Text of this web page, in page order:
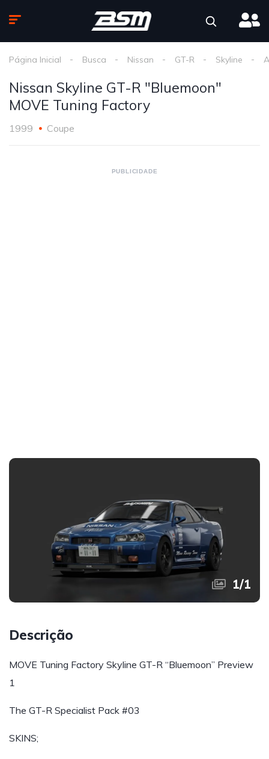
Página Inicial Busca Nissan GT-R Skyline
Nissan Skyline GT-R "Bluemoon"
MOVE Tuning Factory
1999 Coupe
PUBLICIDADE
1/1
Descrição
MOVE Tuning Factory Skyline GT-R “Bluemoon” Preview
1
The GT-R Specialist Pack #03
SKINS;